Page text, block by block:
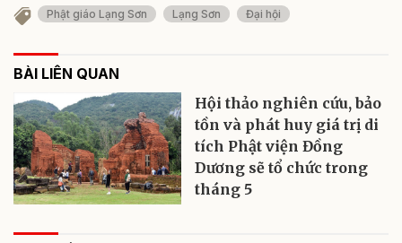
Phật giáo Lạng Sơn Lạng Sơn Đại hội
BÀI LIÊN QUAN
Hội thảo nghiên cứu, bảo
tồn và phát huy giá trị di
tích Phật viện Đồng
Dương sẽ tổ chức trong
tháng 5